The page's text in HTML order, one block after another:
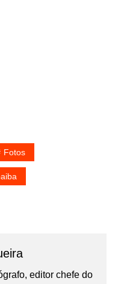
Fotos
editor chefe do